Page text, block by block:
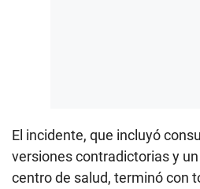
El incidente, que incluyó
versiones contradictorias y
centro de salud, terminó con